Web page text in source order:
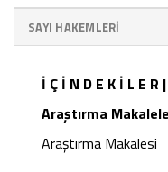
SAYI HAKEMLERI
İ Ç İ N D E K İ L E R
Araştırma
Araştırma Makalesi